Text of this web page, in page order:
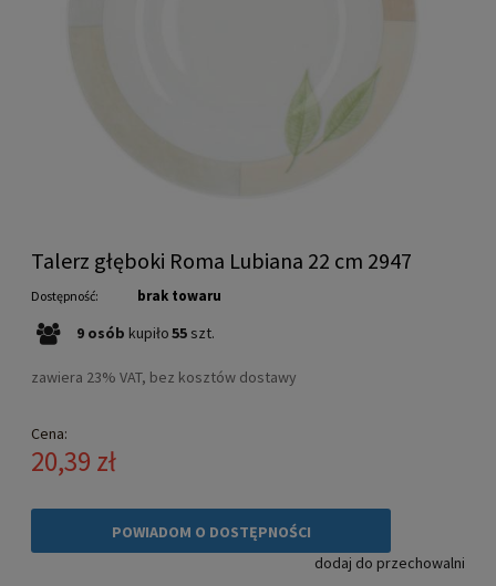
Talerz głęboki Roma Lubiana 22 cm 2947
Dostępność: brak towaru
9 osób kupiło55 szt.
zawiera 23% VAT, bez kosztów dostawy
Cena:
20,39 zł
POWIADOM O DOSTĘPNOŚCI
dodaj do przechowalni